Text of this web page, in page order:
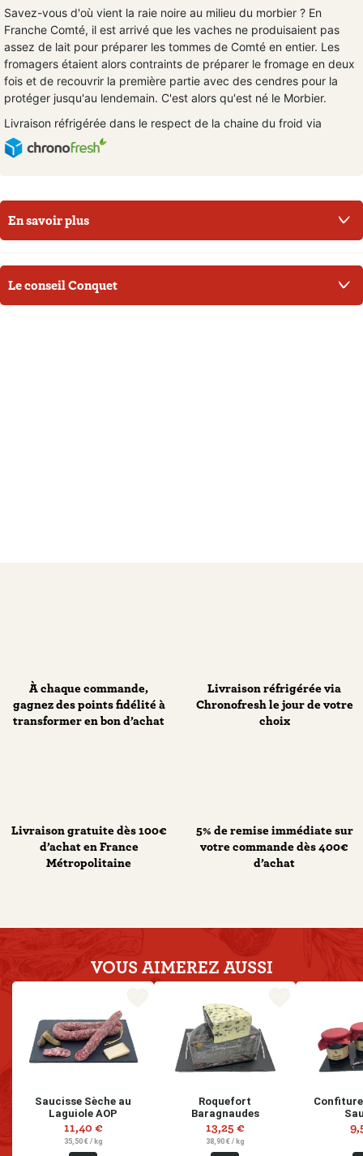
Savez-vous d'où vient la raie noire au milieu du morbier ? En
Franche Comté, il est arrivé que les vaches ne produisaient pas
assez de lait pour préparer les tommes de Comté en entier. Les
fromagers étaient alors contraints de préparer le fromage en deux
fois et de recouvrir la première partie avec des cendres pour la
protéger jusqu'au lendemain. C'est alors qu'est né le Morbier.
Livraison réfrigérée dans le respect de la chaine du froid via
En savoir plus
Le conseil Conquet
À chaque commande,
gagnez des points fidélité à
transformer en bon d’achat
Livraison réfrigérée via
Chronofresh le jour de votre
choix
Livraison gratuite dès 100€
d’achat en France
Métropolitaine
5% de remise immédiate sur
votre commande dès 400€
d’achat
VOUS AIMEREZAUSSI
Saucisse Sèche au
Laguiole AOP
Prix
11,40 €
35,50 € / kg
Roquefort
Baragnaudes
Prix
13,25 €
38,90 € / kg
Prix